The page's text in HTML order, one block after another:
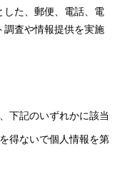
した、郵便、電話、電
調査や情報提供を実施
下記のいずれかに該当
得ないで個人情報を第